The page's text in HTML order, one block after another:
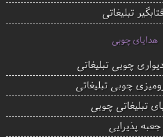
تبلیغاتی
هدایای چوبی
چوبی تبلیغاتی
چوبی تبلیغاتی
تبلیغاتی چوبی
جعبه پذیرایی